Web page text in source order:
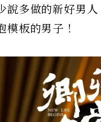
說多做的新好男
板的男子！